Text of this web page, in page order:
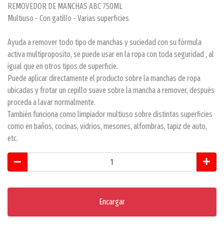
REMOVEDOR DE MANCHAS ABC 750ML
Multiuso - Con gatillo - Varias superficies
Ayuda a remover todo tipo de manchas y suciedad con su fórmula
activa multiproposito, se puede usar en la ropa con toda seguridad , al
igual que en otros tipos de superficie.
Puede aplicar directamente el producto sobre la manchas de ropa
ubicadas y frotar un cepillo suave sobre la mancha a remover, después
proceda a lavar normalmente.
También funciona como limpiador multiuso sobre distintas superficies
como en baños, cocinas, vidrios, mesones, alfombras, tapiz de auto,
etc.
Encargar